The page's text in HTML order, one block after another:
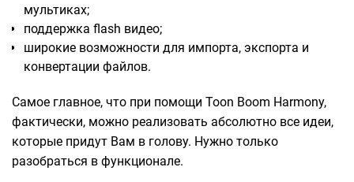
мультиках;
поддержка flash видео;
широкие возможности для импорта, экспорта и
конвертации файлов.
Самое главное, что при помощи Toon Boom Harmony,
фактически, можно реализовать абсолютно все идеи,
которые придут Вам в голову. Нужно только
разобраться в функционале.